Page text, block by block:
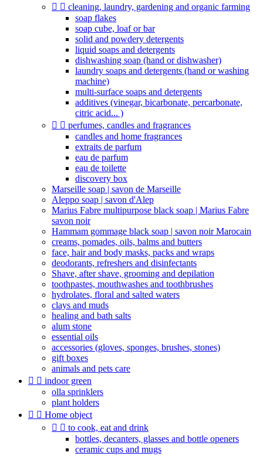
  cleaning, laundry, gardening and organic farming
soap flakes
soap cube, loaf or bar
solid and powdery detergents
liquid soaps and detergents
dishwashing soap (hand or dishwasher)
laundry soaps and detergents (hand or washing
machine)
multi-surface soaps and detergents
additives (vinegar, bicarbonate, percarbonate,
citric acid... )
  perfumes, candles and fragrances
candles and home fragrances
extraits de parfum
eau de parfum
eau de toilette
discovery box
Marseille soap | savon de Marseille
Aleppo soap | savon d'Alep
Marius Fabre multipurpose black soap | Marius Fabre
savon noir
Hammam gommage black soap | savon noir Marocain
creams, pomades, oils, balms and butters
face, hair and body masks, packs and wraps
deodorants, refreshers and disinfectants
Shave, after shave, grooming and depilation
toothpastes, mouthwashes and toothbrushes
hydrolates, floral and salted waters
clays and muds
healing and bath salts
alum stone
essential oils
accessories (gloves, sponges, brushes, stones)
gift boxes
animals and pets care
  indoor green
olla sprinklers
plant holders
  Home object
  to cook, eat and drink
bottles, decanters, glasses and bottle openers
ceramic cups and mugs